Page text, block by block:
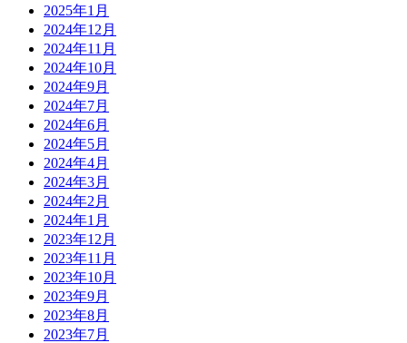
2025年1月
2024年12月
2024年11月
2024年10月
2024年9月
2024年7月
2024年6月
2024年5月
2024年4月
2024年3月
2024年2月
2024年1月
2023年12月
2023年11月
2023年10月
2023年9月
2023年8月
2023年7月